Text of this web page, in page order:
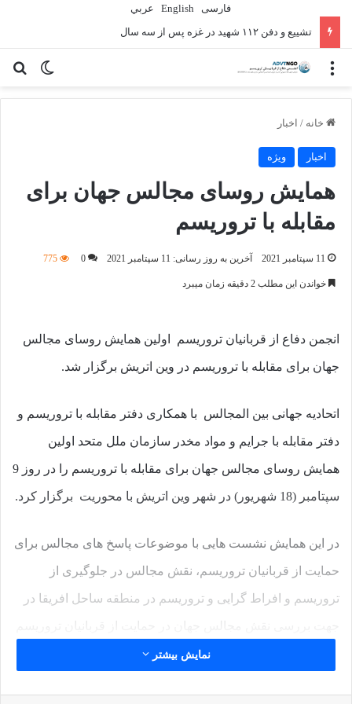
فارسی English
عربي
تشییع و دفن ۱۱۲ شهید در غزه پس از سه سال
تغییر منو
خانه / اخبار
اخبار ویژه
همایش روسای مجالس جهان برای
مقابله با تروریسم
11 سپتامبر 2021 آخرین به روز رسانی: 11 سپتامبر 2021 0
775
خواندن این مطلب 2 دقیقه زمان میبرد
انجمن دفاع از قربانیان تروریسم اولین همایش روسای مجالس
جهان برای مقابله با تروریسم در وین اتریش برگزار شد.
اتحادیه جهانی بین المجالس با همکاری دفتر مقابله با تروریسم و
دفتر مقابله با جرایم و مواد مخدر سازمان ملل متحد اولین
همایش روسای مجالس جهان برای مقابله با تروریسم را در روز 9
سپتامبر (18 شهریور) در شهر وین اتریش با محوریت برگزار کرد.
در این همایش نشست هایی با موضوعات پاسخ های مجالس برای
حمایت از قربانیان تروریسم، نقش مجالس در جلوگیری از
تروریسم و افراط گرایی و تروریسم در منطقه ساحل افریقا در
و مقابله با تروریسم برگزار گردید.
نمایش بیشتر